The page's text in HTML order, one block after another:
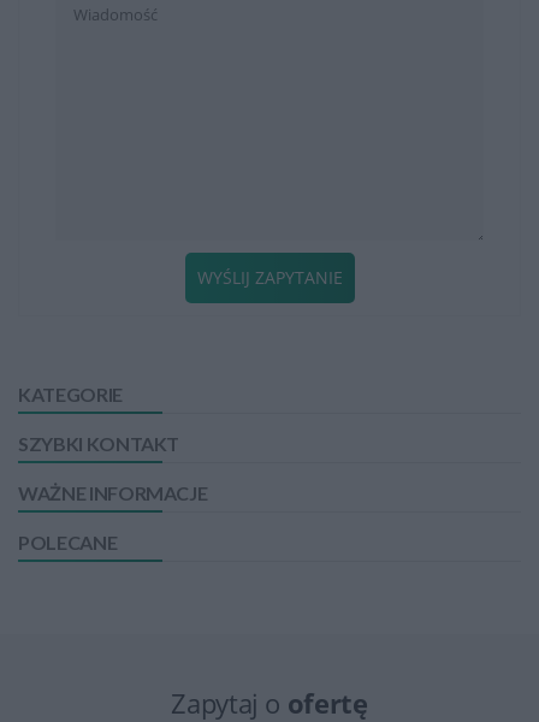
KATEGORIE
SZYBKI KONTAKT
WAŻNE INFORMACJE
POLECANE
WYŚLIJ ZAPYTANIE
Zapytaj o ofertę